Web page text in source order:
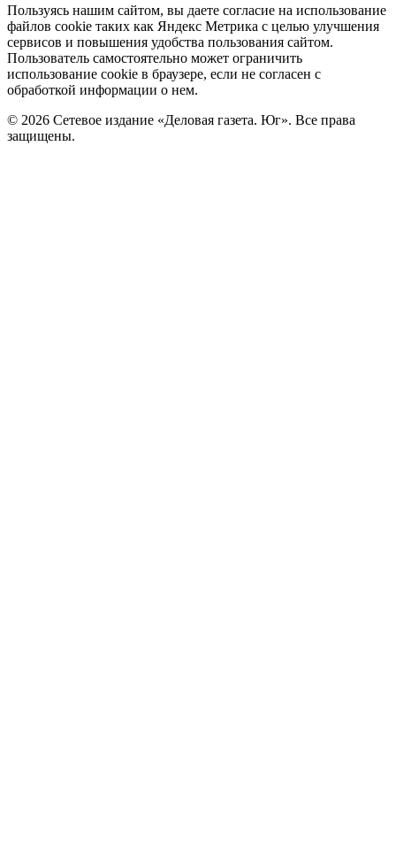
Политика
cookie
Пользуясь нашим сайтом, вы даете согласие на использование
файлов cookie таких как Яндекс Метрика с целью улучшения
сервисов и повышения удобства пользования сайтом.
Пользователь самостоятельно может ограничить
использование cookie в браузере, если не согласен с
обработкой информации о нем.
© 2026 Сетевое издание «Деловая газета. Юг». Все права
защищены.